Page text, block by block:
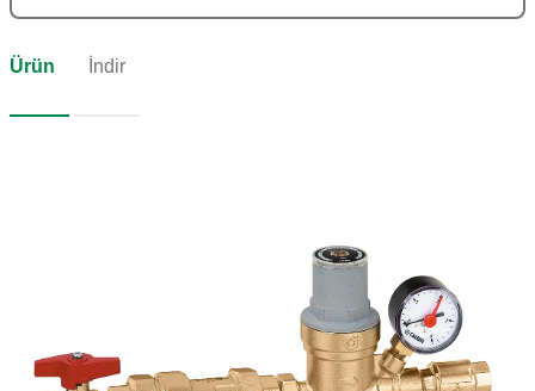
Ürün İndir